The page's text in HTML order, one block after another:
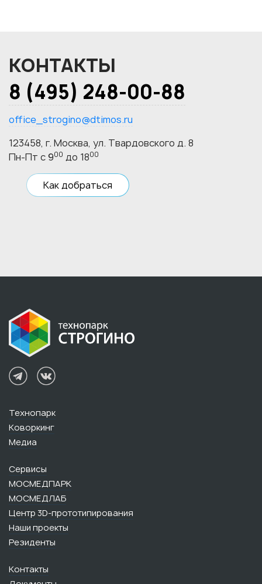
КОНТАКТЫ
8 (495) 248-00-88
office_strogino@dtimos.ru
123458, г. Москва, ул. Твардовского д. 8
Пн-Пт с 900 до 1800
Как добраться
Технопарк
Коворкинг
Медиа
Сервисы
МОСМЕДПАРК
МОСМЕДЛАБ
Центр 3D-прототипирования
Наши проекты
Резиденты
Контакты